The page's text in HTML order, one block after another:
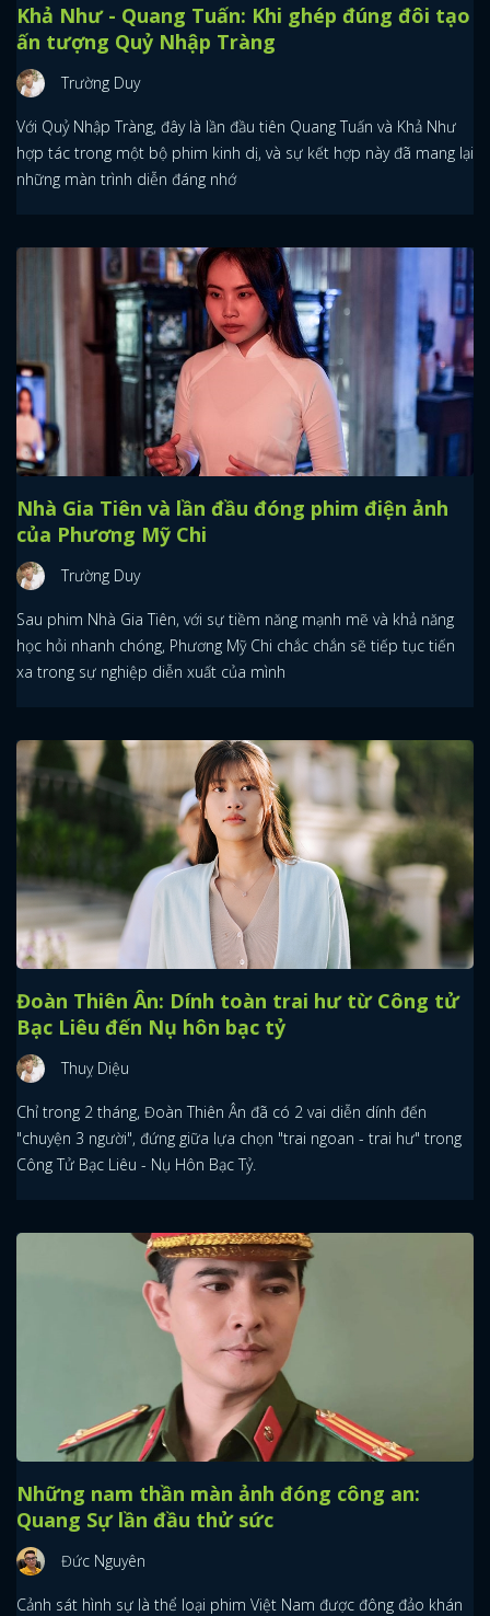
Khả Như - Quang Tuấn: Khi ghép đúng đôi tạo
ấn tượng Quỷ Nhập Tràng
Trường Duy
Với Quỷ Nhập Tràng, đây là lần đầu tiên Quang Tuấn và Khả Như
hợp tác trong một bộ phim kinh dị, và sự kết hợp này đã mang lại
những màn trình diễn đáng nhớ
Nhà Gia Tiên và lần đầu đóng phim điện ảnh
của Phương Mỹ Chi
Trường Duy
Sau phim Nhà Gia Tiên, với sự tiềm năng mạnh mẽ và khả năng
học hỏi nhanh chóng, Phương Mỹ Chi chắc chắn sẽ tiếp tục tiến
xa trong sự nghiệp diễn xuất của mình
Đoàn Thiên Ân: Dính toàn trai hư từ Công tử
Bạc Liêu đến Nụ hôn bạc tỷ
Thuỵ Diệu
Chỉ trong 2 tháng, Đoàn Thiên Ân đã có 2 vai diễn dính đến
"chuyện 3 người", đứng giữa lựa chọn "trai ngoan - trai hư" trong
Công Tử Bạc Liêu - Nụ Hôn Bạc Tỷ.
Những nam thần màn ảnh đóng công an:
Quang Sự lần đầu thử sức
Đức Nguyên
Cảnh sát hình sự là thể loại phim Việt Nam được đông đảo khán